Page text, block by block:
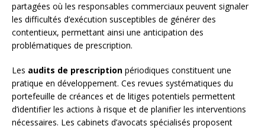
partagées où les responsables commerciaux peuvent signaler
les difficultés d’exécution susceptibles de générer des
contentieux, permettant ainsi une anticipation des
problématiques de prescription.
Les audits de prescription périodiques constituent une
pratique en développement. Ces revues systématiques du
portefeuille de créances et de litiges potentiels permettent
d’identifier les actions à risque et de planifier les interventions
nécessaires. Les cabinets d’avocats spécialisés proposent